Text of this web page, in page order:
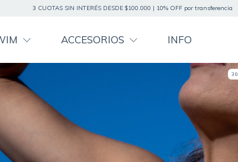
3 CUOTAS SIN INTERÉS DESDE $100.000 | 10% OFF por transferencia
ACCESORIOS INFO
30